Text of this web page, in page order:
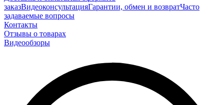
заказВидеоконсультацияГарантии, обмен и возвратЧасто
задаваемые вопросы
Контакты
Отзывы о товарах
Видеообзоры